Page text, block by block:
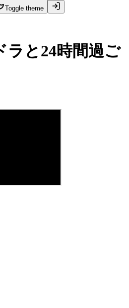
Toggle theme
ラと24時間過ご